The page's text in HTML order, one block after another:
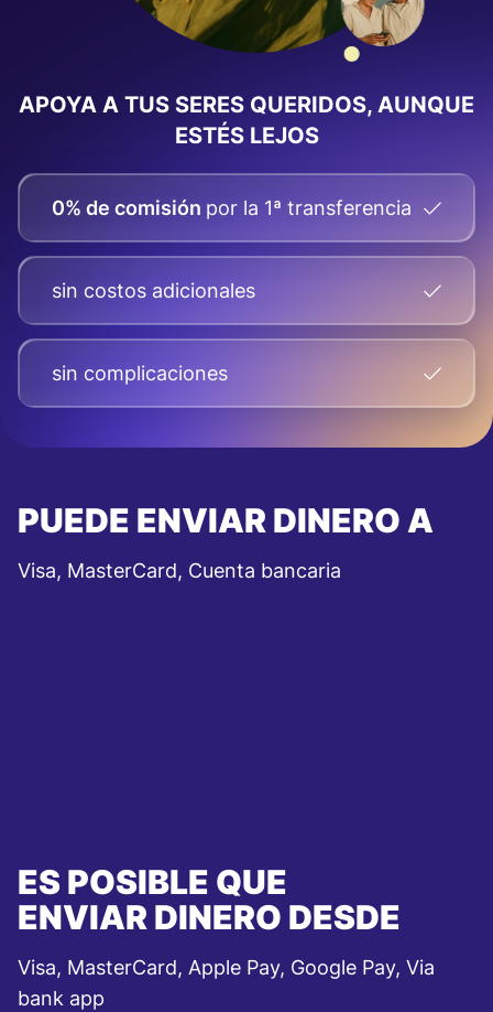
APOYA A TUS SERES QUERIDOS, AUNQUE
ESTÉS LEJOS
0% de comisión por la 1ª transferencia
sin costos adicionales
sin complicaciones
PUEDE ENVIAR DINERO A
Visa, MasterCard, Cuenta bancaria
ES POSIBLE QUE
ENVIAR DINERO DESDE
Visa, MasterCard, Apple Pay, Google Pay, Via
bank app